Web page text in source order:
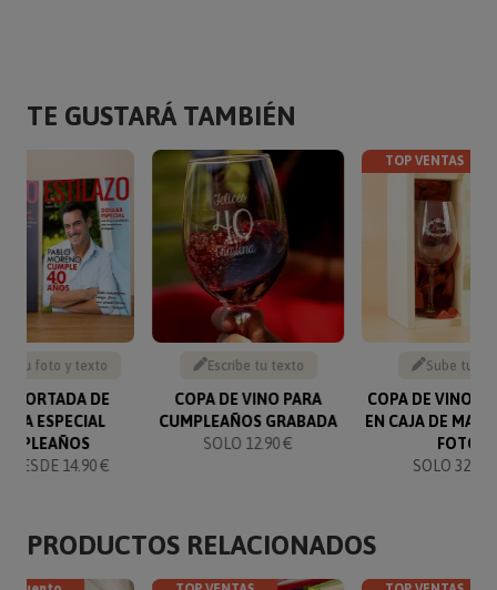
TE GUSTARÁ TAMBIÉN
tu foto y texto
PORTADA DE
ESPECIAL
DESDE 14.90 €
Escribe tu texto
COPA DE VINO PARA
CUMPLEAÑOS GRABADA
SOLO 12.90 €
TOP VENTAS
Sube tu
COPA DE VINO
EN CAJA DE
FOTO
SOLO 32.90
PRODUCTOS RELACIONADOS